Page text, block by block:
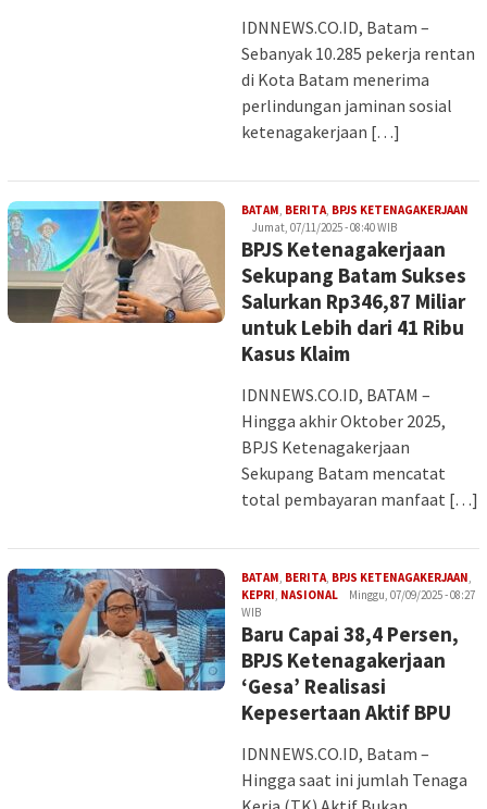
IDNNEWS.CO.ID, Batam –
Sebanyak 10.285 pekerja rentan
di Kota Batam menerima
perlindungan jaminan sosial
ketenagakerjaan […]
BATAM, BERITA, BPJS KETENAGAKERJAAN
Jumat, 07/11/2025 - 08:40 WIB
BPJS Ketenagakerjaan
Sekupang Batam Sukses
Salurkan Rp346,87 Miliar
untuk Lebih dari 41 Ribu
Kasus Klaim
IDNNEWS.CO.ID, BATAM –
Hingga akhir Oktober 2025,
BPJS Ketenagakerjaan
Sekupang Batam mencatat
total pembayaran manfaat […]
BATAM, BERITA, BPJS KETENAGAKERJAAN,
KEPRI, NASIONALImanMinggu, 07/09/2025 - 08:27
WIB
Baru Capai 38,4 Persen,
BPJS Ketenagakerjaan
‘Gesa’ Realisasi
Kepesertaan Aktif BPU
IDNNEWS.CO.ID, Batam –
Hingga saat ini jumlah Tenaga